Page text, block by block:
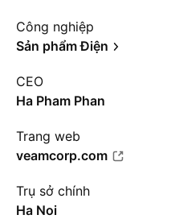
Công nghiệp
Sản phẩm Điện
CEO
Ha Pham Phan
Trang web
veamcorp.com
Trụ sở chính
Ha Noi